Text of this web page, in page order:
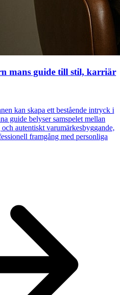
mans guide till stil, karriär
kan skapa ett bestående intryck i
guide belyser samspelet mellan
autentiskt varumärkesbyggande,
framgång med personliga